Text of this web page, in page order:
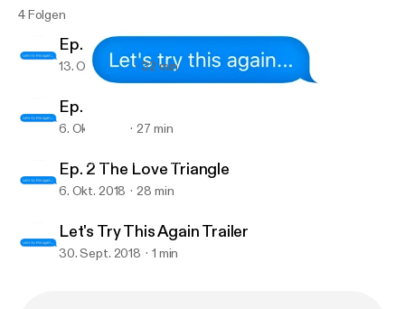
Let's Try This Again
4 Folgen
Ep. 3 Mother Phubber
13. Okt. 2018 32 min
Ep. 1 From Depressed to Best
6. Okt. 2018 27 min
Ep. 2 The Love Triangle
6. Okt. 2018 28 min
Let's Try This Again Trailer
30. Sept. 2018 1 min